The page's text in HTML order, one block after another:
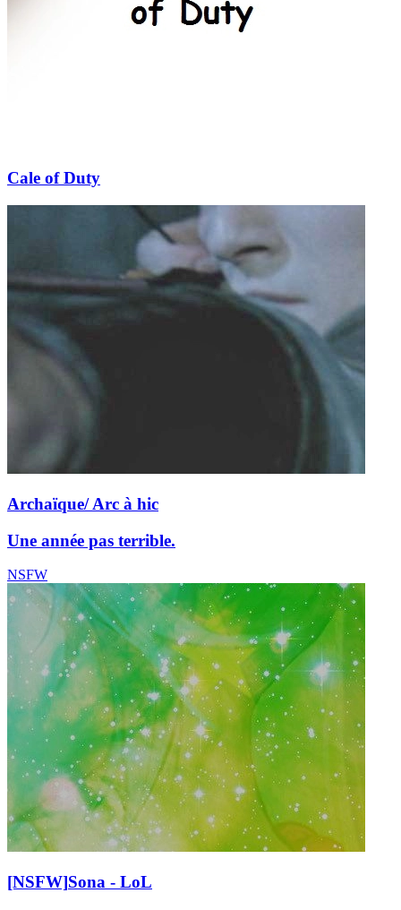
Cale of Duty
Archaïque/ Arc à hic
Une année pas terrible.
NSFW
[NSFW]Sona - LoL